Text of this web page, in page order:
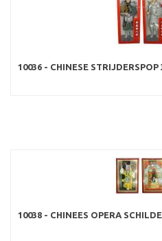
10036 - CHINESE STRIJDERSPOP
10038 - CHINEES OPERA